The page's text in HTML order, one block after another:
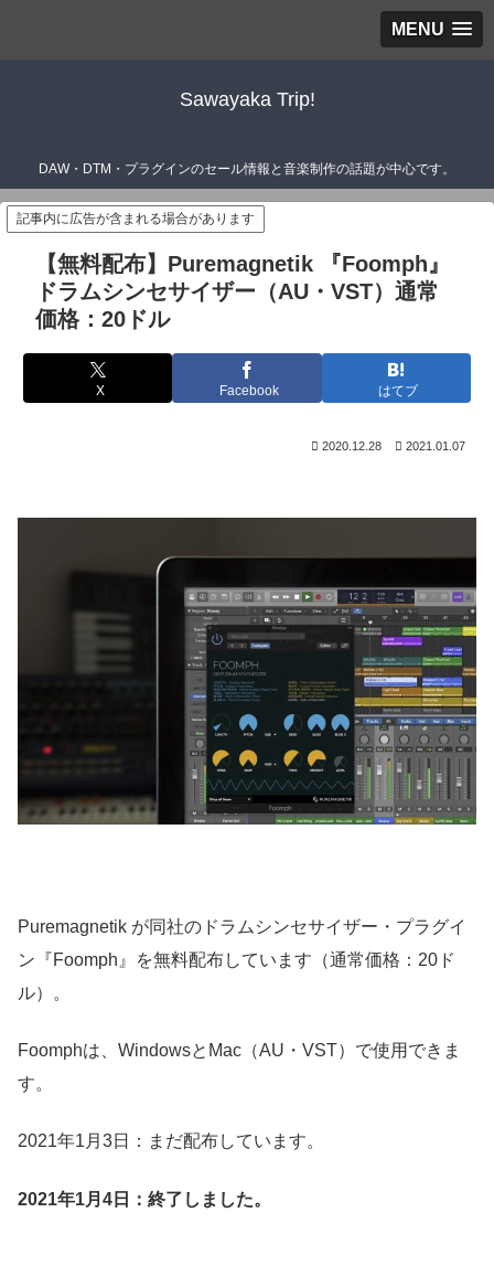
MENU
Sawayaka Trip!
DAW・DTM・プラグインのセール情報と音楽制作の話題が中心です。
記事内に広告が含まれる場合があります
【無料配布】Puremagnetik 『Foomph』
ドラムシンセサイザー（AU・VST）通常
価格：20ドル
X Facebook はてブ
2020.12.28 2021.01.07
Puremagnetik が同社のドラムシンセサイザー・プラグイ
ン『Foomph』を無料配布しています（通常価格：20ド
ル）。
Foomphは、WindowsとMac（AU・VST）で使用できま
す。
2021年1月3日：まだ配布しています。
2021年1月4日：終了しました。